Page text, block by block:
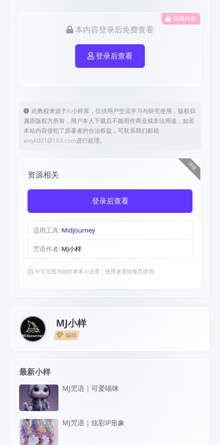
隐藏内容
本内容登录后免费查看
登录后查看
此教程来源于Ai小样库，仅供用户交流学习与研究使用，版权归
属原版权方所有，用户本人下载后不能用作商业或非法用途，如若
本站内容侵犯了原著者的合法权益，可联系我们邮箱
aixyk001@163.com进行处理。
详情
资源相关
登录后查看
适用工具: Midjourney
咒语作者: MJ小样
许可范围为创作者本人设置，使用者需按规范使用。
MJ小样
编辑
最新小样
MJ咒语｜可爱喵咪
MJ咒语｜炫彩IP形象